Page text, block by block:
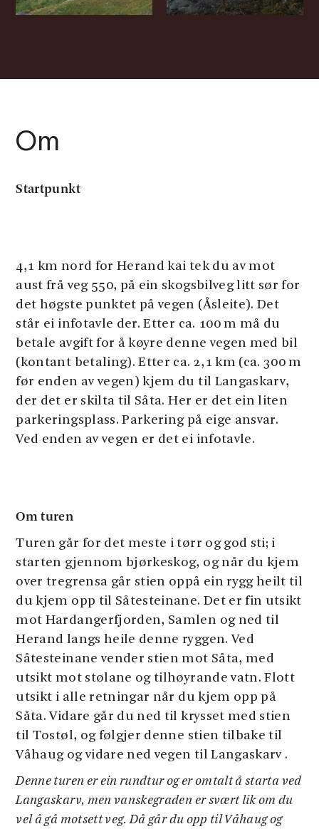
Om
Startpunkt
4,1 km nord for Herand kai tek du av mot
aust frå veg 550, på ein skogsbilveg litt sør for
det høgste punktet på vegen (Åsleite). Det
står ei infotavle der. Etter ca. 100 m må du
betale avgift for å køyre denne vegen med bil
(kontant betaling). Etter ca. 2,1 km (ca. 300 m
før enden av vegen) kjem du til Langaskarv,
der det er skilta til Såta. Her er det ein liten
parkeringsplass. Parkering på eige ansvar.
Ved enden av vegen er det ei infotavle.
Om turen
Turen går for det meste i tørr og god sti; i
starten gjennom bjørkeskog, og når du kjem
over tregrensa går stien oppå ein rygg heilt til
du kjem opp til Såtesteinane. Det er fin utsikt
mot Hardangerfjorden, Samlen og ned til
Herand langs heile denne ryggen. Ved
Såtesteinane vender stien mot Såta, med
utsikt mot stølane og tilhøyrande vatn. Flott
utsikt i alle retningar når du kjem opp på
Såta. Vidare går du ned til krysset med stien
til Tostøl, og følgjer denne stien tilbake til
Våhaug og vidare ned vegen til Langaskarv .
Denne turen er ein rundtur og er omtalt å starta ved
Langaskarv, men vanskegraden er svært lik om du
vel å gå motsett veg. Då går du opp til Våhaug og